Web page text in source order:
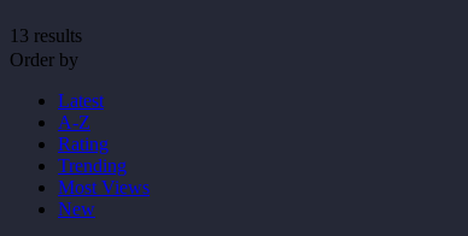
13 results
Order by
Latest
A-Z
Rating
Trending
Most Views
New